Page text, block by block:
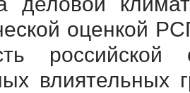
оценкой
влиятельных